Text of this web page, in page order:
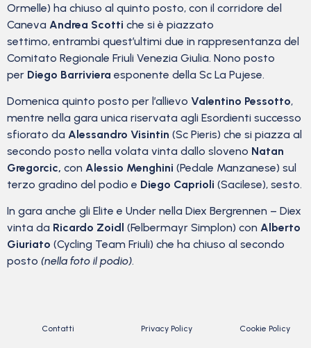
Ormelle) ha chiuso al quinto posto, con il corridore del
Caneva Andrea Scotti che si è piazzato
settimo, entrambi quest’ultimi due in rappresentanza del
Comitato Regionale Friuli Venezia Giulia. Nono posto
per Diego Barriviera esponente della Sc La Pujese.
Domenica quinto posto per l’allievo Valentino Pessotto,
mentre nella gara unica riservata agli Esordienti successo
sfiorato da Alessandro Visintin (Sc Pieris) che si piazza al
secondo posto nella volata vinta dallo sloveno Natan
Gregorcic, con Alessio Menghini (Pedale Manzanese) sul
terzo gradino del podio e Diego Caprioli (Sacilese), sesto.
In gara anche gli Elite e Under nella Diex Bergrennen – Diex
vinta da Ricardo Zoidl (Felbermayr Simplon) con Alberto
Giuriato (Cycling Team Friuli) che ha chiuso al secondo
posto (nella foto il podio).
Contatti Privacy Policy Cookie Policy